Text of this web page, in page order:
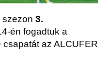
szezon 3.
én fogadtuk a
az ALCUFER